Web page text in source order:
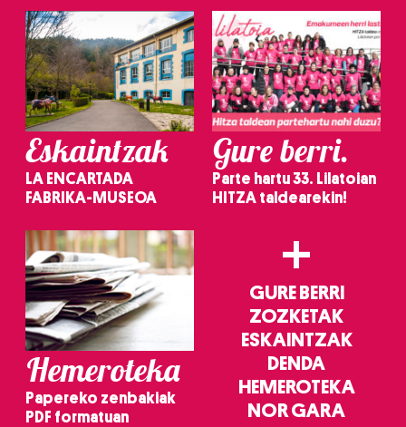
Eskaintzak
LA ENCARTADA
FABRIKA-MUSEOA
Gure berri.
Parte hartu 33. Lilatoian
HITZA taldearekin!
Hemeroteka
Papereko zenbakiak
PDF formatuan
+
GURE BERRI
ZOZKETAK
ESKAINTZAK
DENDA
HEMEROTEKA
NOR GARA